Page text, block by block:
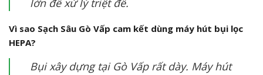
lớn để xử lý triệt để.
Vì sao Sạch Sâu Gò Vấp cam kết dùng máy hút bụi lọc
HEPA?
Bụi xây dựng tại Gò Vấp rất dày. Máy hút